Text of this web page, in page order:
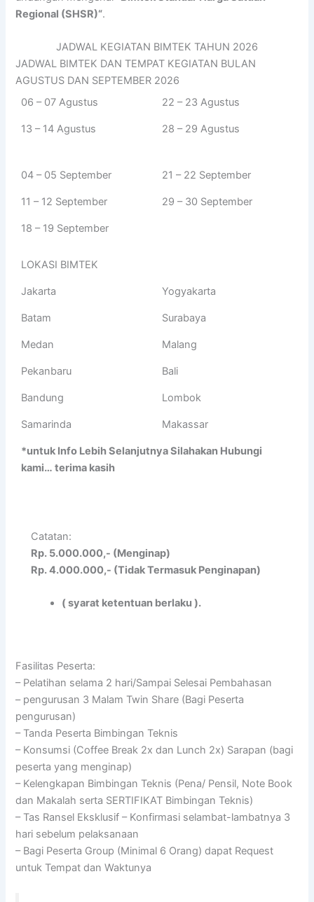
Regional (SHSR)“.
JADWAL KEGIATAN BIMTEK TAHUN 2026
JADWAL BIMTEK DAN TEMPAT KEGIATAN BULAN
AGUSTUS DAN SEPTEMBER 2026
06 – 07 Agustus
22 – 23 Agustus
13 – 14 Agustus 28 – 29 Agustus
04 – 05 September 21 – 22 September
11 – 12 September 29 – 30 September
18 – 19 September
LOKASI BIMTEK
Jakarta Yogyakarta
Batam Surabaya
Medan Malang
Pekanbaru Bali
Bandung Lombok
Samarinda Makassar
*untuk Info Lebih Selanjutnya Silahakan Hubungi
kami… terima kasih
Catatan:
Rp. 5.000.000,- (Menginap)
Rp. 4.000.000,- (Tidak Termasuk Penginapan)
( syarat ketentuan berlaku ).
Fasilitas Peserta:
– Pelatihan selama 2 hari/Sampai Selesai Pembahasan
– pengurusan 3 Malam Twin Share (Bagi Peserta
pengurusan)
– Tanda Peserta Bimbingan Teknis
– Konsumsi (Coffee Break 2x dan Lunch 2x) Sarapan (bagi
peserta yang menginap)
– Kelengkapan Bimbingan Teknis (Pena/ Pensil, Note Book
dan Makalah serta SERTIFIKAT Bimbingan Teknis)
– Tas Ransel Eksklusif – Konfirmasi selambat-lambatnya 3
hari sebelum pelaksanaan
– Bagi Peserta Group (Minimal 6 Orang) dapat Request
untuk Tempat dan Waktunya